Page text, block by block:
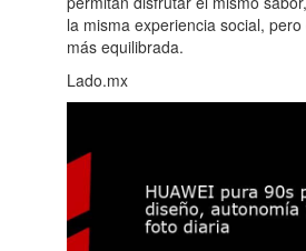
la misma experiencia social,
más equilibrada.
Lado.mx